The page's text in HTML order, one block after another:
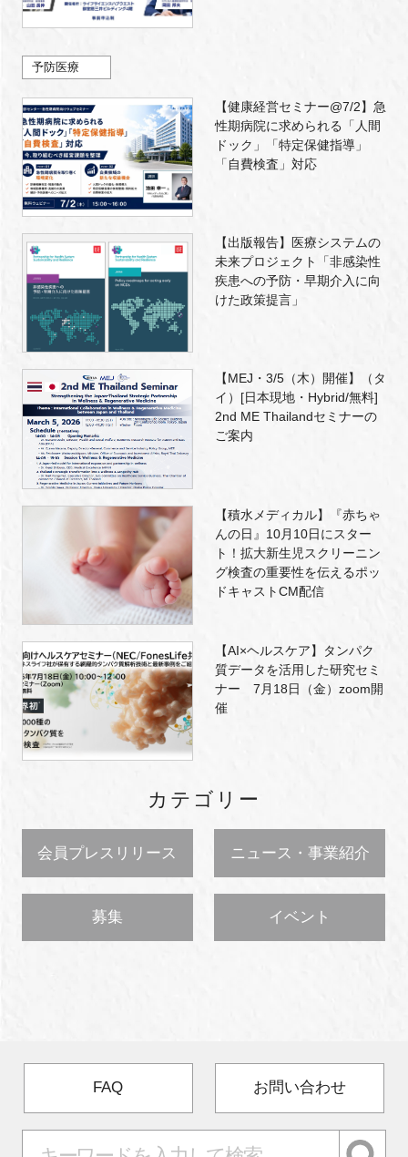
予防医療
【健康経営セミナー@7/2】急
性期病院に求められる「人間
ドック」「特定保健指導」
「自費検査」対応
【出版報告】医療システムの
未来プロジェクト「非感染性
疾患への予防・早期介入に向
けた政策提言」
【MEJ・3/5（木）開催】（タ
イ）[日本現地・Hybrid/無料]
2nd ME Thailandセミナーの
ご案内
【積水メディカル】『赤ちゃ
んの日』10月10日にスター
ト！拡大新生児スクリーニン
グ検査の重要性を伝えるポッ
ドキャストCM配信
【AI×ヘルスケア】タンパク
質データを活用した研究セミ
ナー 7月18日（金）zoom開
催
カテゴリー
会員プレスリリース ニュース・事業紹介
募集 イベント
FAQ お問い合わせ